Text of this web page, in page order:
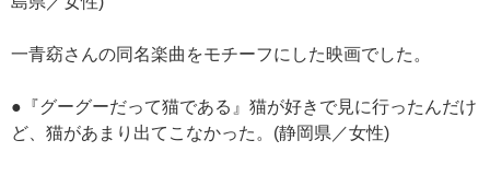
一青窈さんの同名楽曲をモチーフにした映画でした。
●『グーグーだって猫である』猫が好きで見に行ったんだけ
ど、猫があまり出てこなかった。(静岡県／女性)